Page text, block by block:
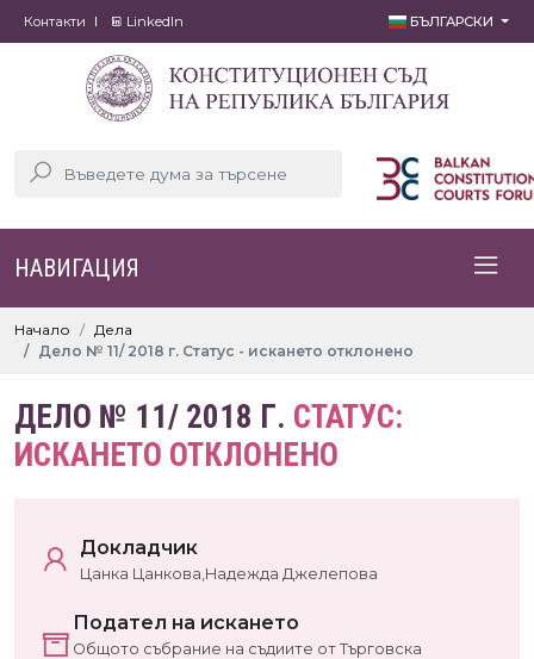
Контакти LinkedIn БЪЛГАРСКИ
НАВИГАЦИЯ
Начало
Дела
Дело № 11/ 2018 г. Статус - искането отклонено
ДЕЛО № 11/ 2018 Г. СТАТУС:
ИСКАНЕТО ОТКЛОНЕНО
Докладчик
Цанка Цанкова,Надежда Джелепова
Подател на искането
Общото събрание на съдиите от Търговска